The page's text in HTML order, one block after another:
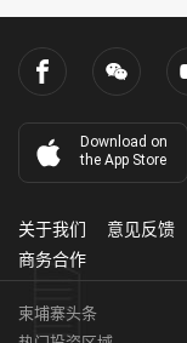
Download on
the App Store
关于我们 意见反馈
商务合作
柬埔寨头条